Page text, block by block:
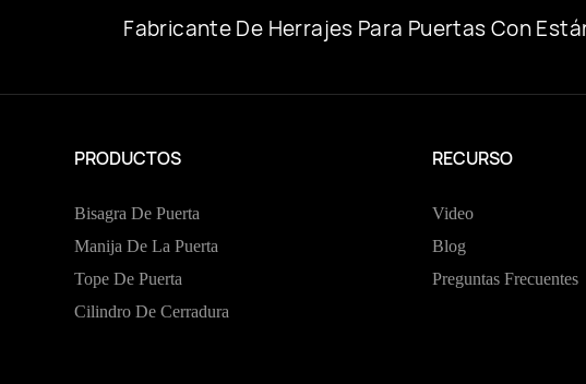
Fabricante De Herrajes Para Puertas Con
PRODUCTOS
Bisagra De Puerta
Manija De La Puerta
Tope De Puerta
Cilindro De Cerradura
RECURSO
Video
Blog
Preguntas Frecuentes